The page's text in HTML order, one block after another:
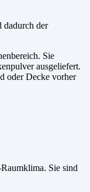
dadurch der
Sie
ausgeliefert.
oder Decke vorher
Sie sind